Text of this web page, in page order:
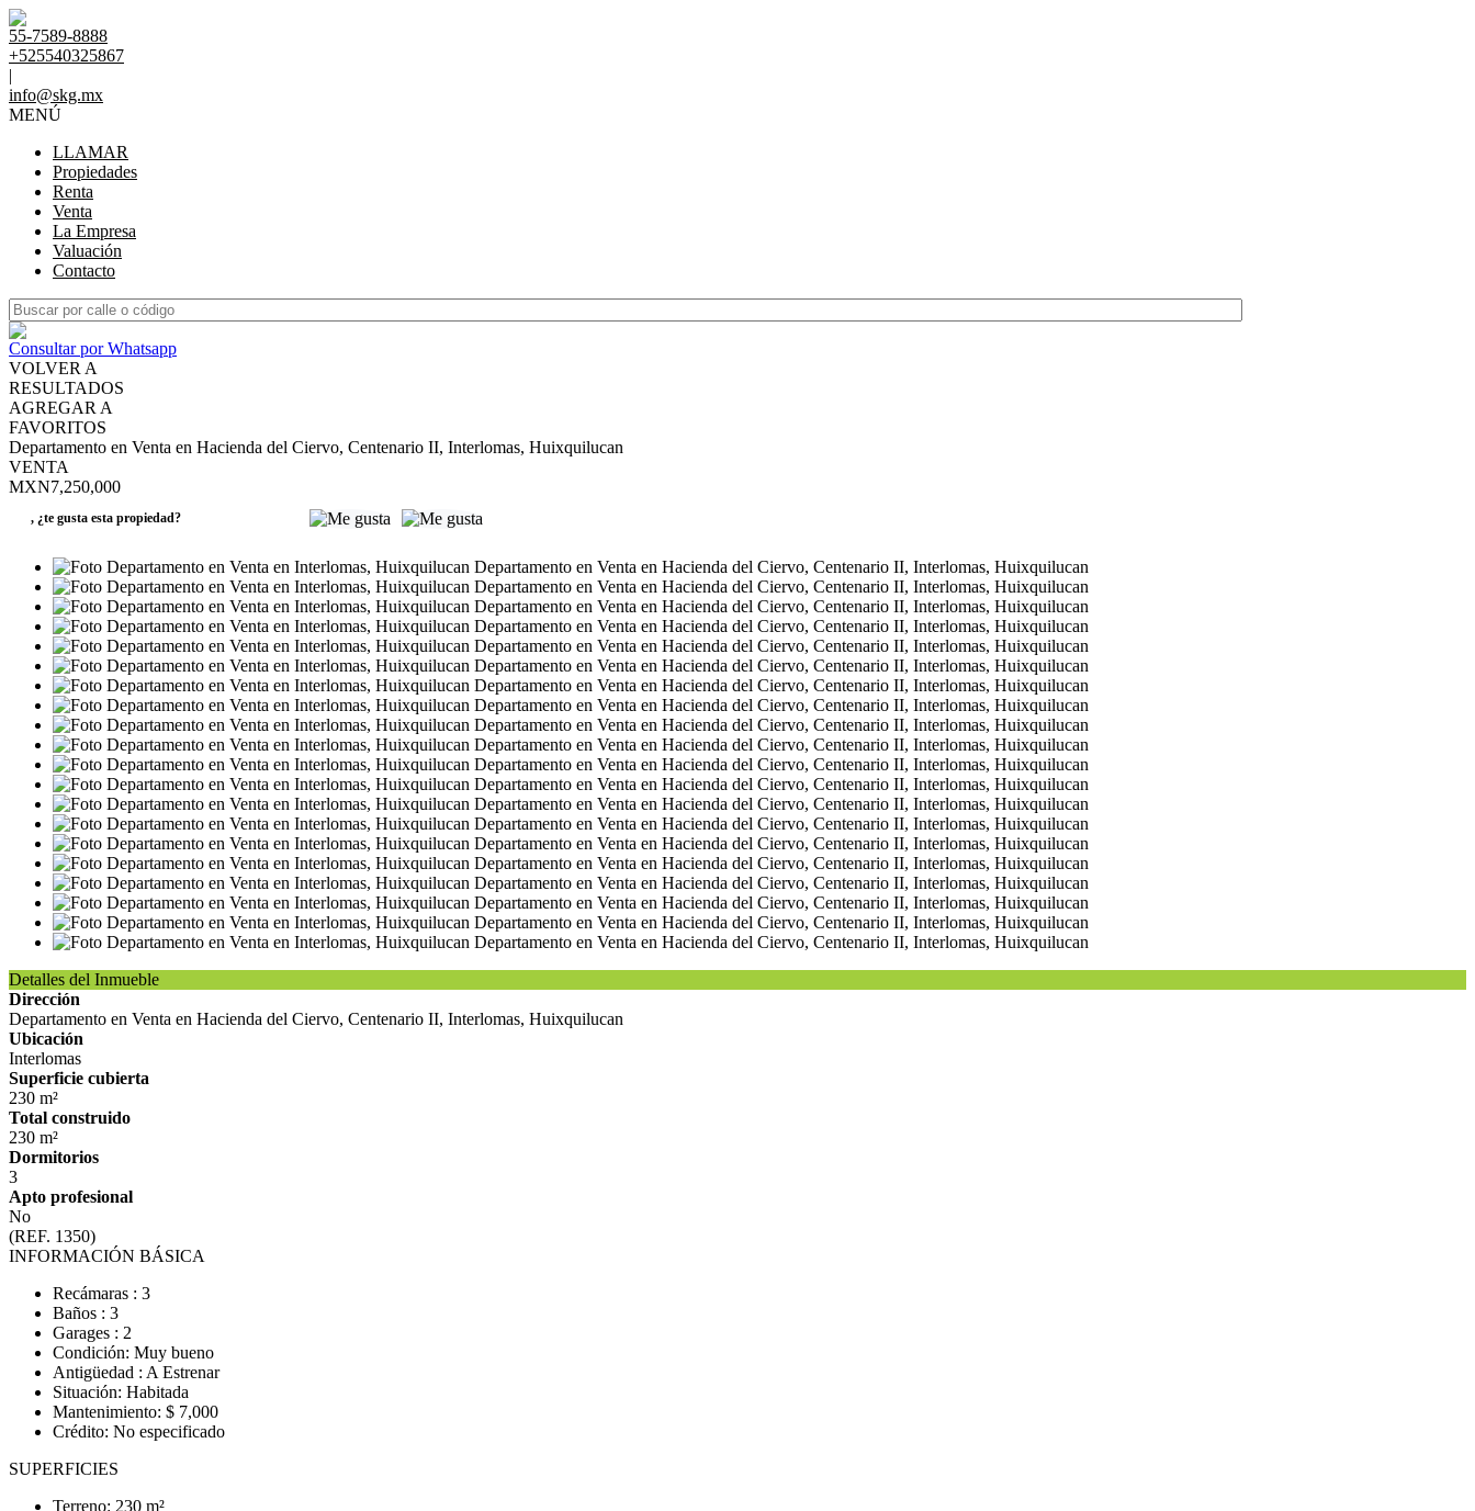
55-7589-8888
+525540325867
|
info@skg.mx
MENÚ
LLAMAR
Propiedades
Renta
Venta
La Empresa
Valuación
Contacto
Consultar por Whatsapp
VOLVER A
RESULTADOS
AGREGAR A
FAVORITOS
Departamento en Venta en Hacienda del Ciervo, Centenario II, Interlomas, Huixquilucan
VENTA
MXN7,250,000
, ¿te gusta esta propiedad?
Detalles del Inmueble
Dirección
Departamento en Venta en Hacienda del Ciervo, Centenario II, Interlomas, Huixquilucan
Ubicación
Interlomas
Superficie cubierta
230 m²
Total construido
230 m²
Dormitorios
3
Apto profesional
No
(REF. 1350)
INFORMACIÓN BÁSICA
Recámaras : 3
Baños : 3
Garages : 2
Condición: Muy bueno
Antigüedad : A Estrenar
Situación: Habitada
Mantenimiento: $ 7,000
Crédito: No especificado
SUPERFICIES
Terreno: 230 m²